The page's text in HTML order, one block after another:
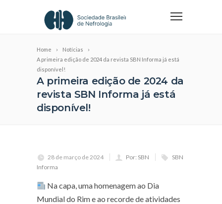
Home
Notícias
A primeira edição de 2024 da revista SBN Informa já está
disponível!
A primeira edição de 2024 da
revista SBN Informa já está
disponível!
28 de março de 2024 Por: SBN
SBN
Informa
Na capa, uma homenagem ao Dia
Mundial do Rim e ao recorde de atividades